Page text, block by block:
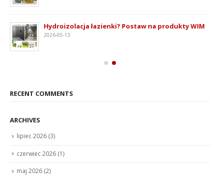
Hydroizolacja łazienki? Postaw na produkty WIM
2026-05-13
RECENT COMMENTS
ARCHIVES
lipiec 2026 (3)
czerwiec 2026 (1)
maj 2026 (2)